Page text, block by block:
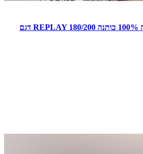
סט מצעים למיטה זוגי רחבה 100% כותנה REPLAY 180/200 דגם